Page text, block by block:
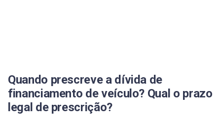
dívida prescrita?
É possível renegociar uma dívida prescrita?
Quando prescreve a dívida de
financiamento de veículo? Qual o prazo
legal de prescrição?